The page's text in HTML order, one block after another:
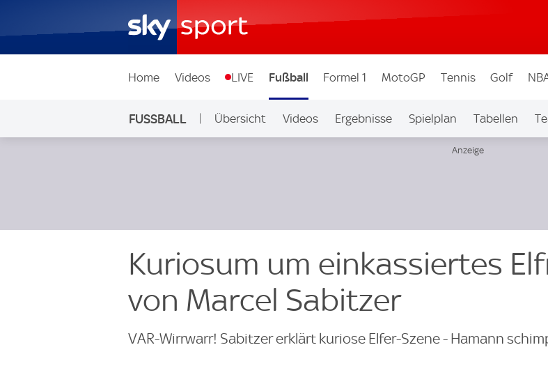
Home Videos LIVE Fußball Formel 1 MotoGP Tennis Golf
FUSSBALL Übersicht Videos Ergebnisse Spielplan Tabellen
Kuriosum um einkassiertes
von Marcel Sabitzer
VAR-Wirrwarr! Sabitzer erklärt kuriose Elfer-Szene - Hamann